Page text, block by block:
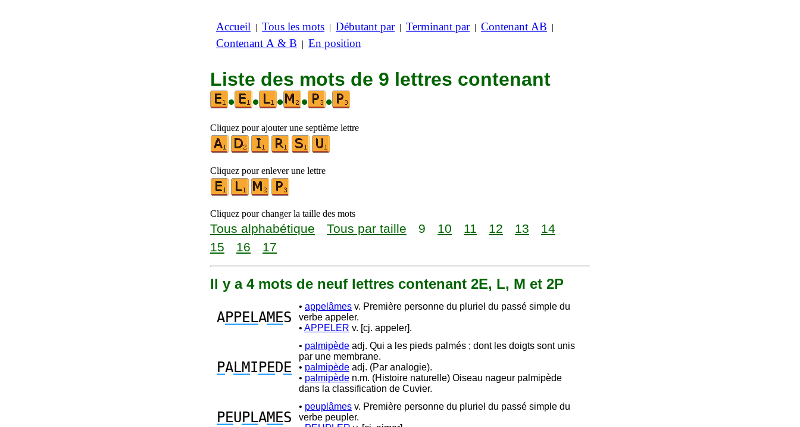
Accueil | Tous les mots | Débutant par| Terminant par| Contenant AB |
Contenant A & B | En position
Liste des mots de 9 lettres contenant
•
• • • •
Cliquez pour ajouter une septième lettre
Cliquez pour enlever une lettre
Cliquez pour changer la taille des mots
Tous alphabétique Tous par taille 9 10 11 12 13
14
15
16 17
Il y a 4 mots de neuf lettres contenant 2E, L, M et 2P
APPELAMES
• appelâmes v. Première personne du pluriel du passé simple du
verbe appeler.
• APPELER v. [cj. appeler].
PALMI PEDE
• palmipède adj. Qui a les pieds palmés ; dont les doigts sont unis
par une membrane.
• palmipède adj. (Par analogie).
• palmipède n.m. (Histoire naturelle) Oiseau nageur palmipède
dans la classification de Cuvier.
PEUPLAMES
• peuplâmes v. Première personne du pluriel du passé simple du
verbe peupler.